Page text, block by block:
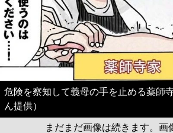
危険を察知して義母の手を止める薬師
ん提供）
まだまだ画像は続きます。画